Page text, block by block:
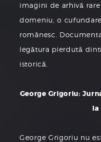
imagini de arhivă
domeniu, o
românesc.
legătura pierdută
istorică.
George Grigoriu:
la
George Grigoriu nu